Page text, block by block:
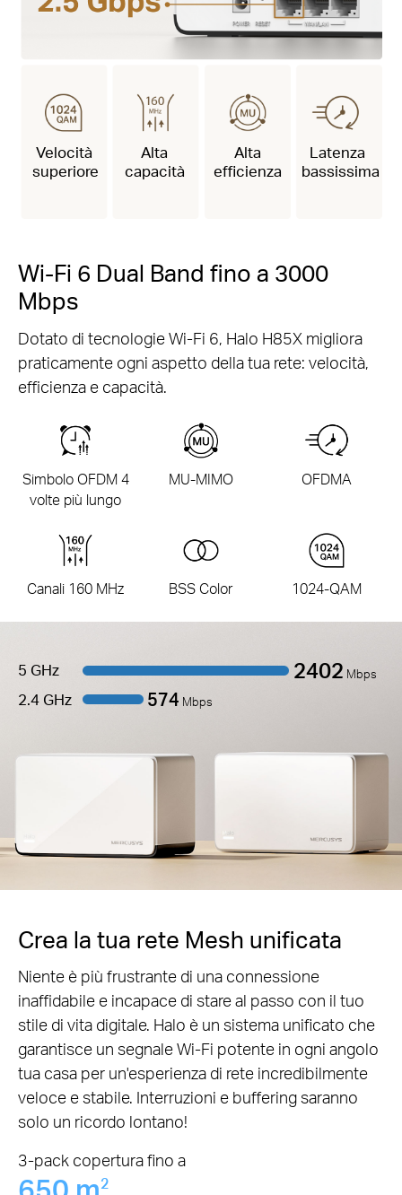
Velocità
superiore
Alta
capacità
Alta
efficienza
Latenza
bassissima
Wi-Fi 6 Dual Band fino a 3000
Mbps
Dotato di tecnologie Wi-Fi 6, Halo H85X migliora
praticamente ogni aspetto della tua rete: velocità,
efficienza e capacità.
Simbolo OFDM 4
volte più lungo
MU-MIMO OFDMA
Canali 160 MHz BSS Color 1024-QAM
5 GHz 2402 Mbps
2.4 GHz 574 Mbps
Crea la tua rete Mesh unificata
Niente è più frustrante di una connessione
inaffidabile e incapace di stare al passo con il tuo
stile di vita digitale. Halo è un sistema unificato che
garantisce un segnale Wi-Fi potente in ogni angolo
tua casa per un'esperienza di rete incredibilmente
veloce e stabile. Interruzioni e buffering saranno
solo un ricordo lontano!
3-pack copertura fino a
2